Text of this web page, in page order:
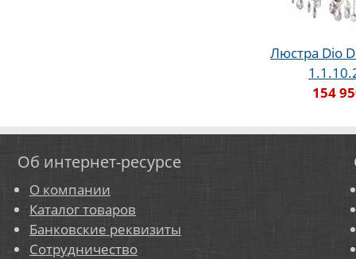
Люстра Dio
154
Об интернет-ресурсе
О компании
Каталог товаров
Банковские реквизиты
Сотрудничество